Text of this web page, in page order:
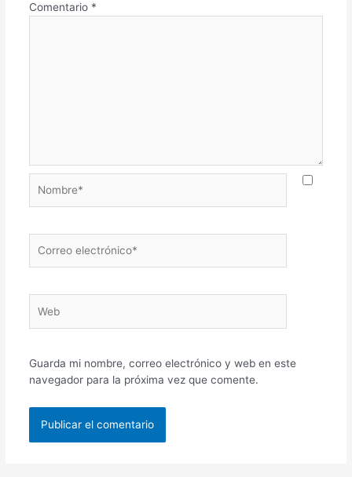
Comentario *
electrónico*
Guarda mi nombre, correo electrónico y web en este
navegador para la próxima vez que comente.